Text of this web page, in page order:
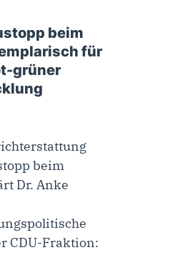
beim
für
grüner
beim
Dr. Anke
CDU-Fraktion: